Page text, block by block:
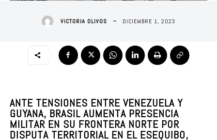
VICTORIA OLIVOS DICIEMBRE 1, 2023
ANTE TENSIONES ENTRE VENEZUELA Y
GUYANA, BRASIL AUMENTA PRESENCIA
MILITAR EN SU FRONTERA NORTE POR
DISPUTA TERRITORIAL EN EL ESEQUIBO,